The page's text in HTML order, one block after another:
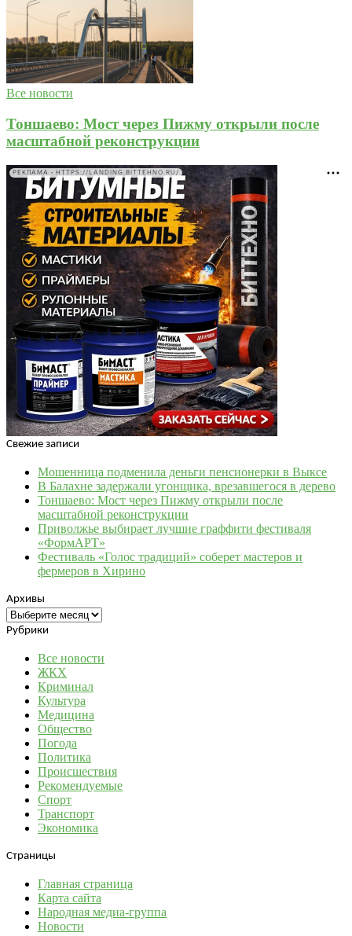
Все новости
Тоншаево: Мост через Пижму открыли после
масштабной реконструкции
РЕКЛАМА • HTTPS://LANDING.BITTEHNO.RU/
Свежие записи
Мошенница подменила деньги пенсионерки в Выксе
В Балахне задержали угонщика, врезавшегося в дерево
Тоншаево: Мост через Пижму открыли после
масштабной реконструкции
Приволжье выбирает лучшие граффити фестиваля
«ФормАРТ»
Фестиваль «Голос традиций» соберет мастеров и
фермеров в Хирино
Архивы
Архивы
Рубрики
Все новости
ЖКХ
Криминал
Культура
Медицина
Общество
Погода
Политика
Происшествия
Рекомендуемые
Спорт
Транспорт
Экономика
Страницы
Главная страница
Карта сайта
Народная медиа-группа
Новости